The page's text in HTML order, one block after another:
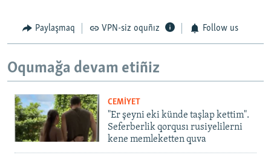
Paylaşmaq VPN-siz oquñız Follow us
Oqumağa devam etiñiz
CEMİYET
"Er şeyni eki künde taşlap kettim".
Seferberlik qorqusı rusiyelilerni
kene memleketten quva